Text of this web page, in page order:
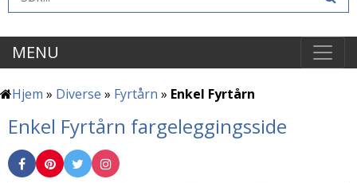
MENU
Hjem » Diverse » Fyrtårn » Enkel Fyrtårn
Enkel Fyrtårn fargeleggingsside